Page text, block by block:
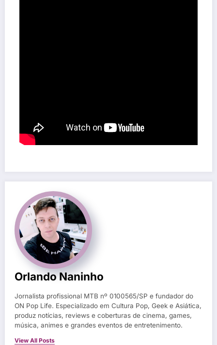
Orlando Naninho
Jornalista profissional MTB nº 0100565/SP e fundador do
ON Pop Life. Especializado em Cultura Pop, Geek e Asiática,
produz notícias, reviews e coberturas de cinema, games,
música, animes e grandes eventos de entretenimento.
View All Posts